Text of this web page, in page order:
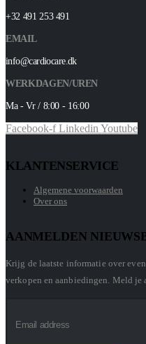
+32 491 253 491
EMAIL
info@cardiocare.dk
WERKDAGEN/UREN
Ma - Vr / 8:00 - 16:00
Facebook-f Linkedin Youtube
KLANTENSERVICE
Algemene voorwaarden
Over ons
AANMELDEN
Krijg de laatste informatie over
verkopen en aanbiedingen. Meld je